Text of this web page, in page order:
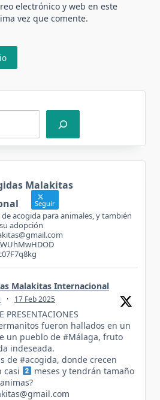
electrónico y web en este
vez que comente.
Malakitas
Seguir
de acogida para animales, y también
adopción
Malakitas Internacional
· 17 Feb 2025
PRESENTACIONES
fueron hallados en un
un pueblo de #Málaga, fruto
indeseada.
de #acogida, donde crecen
casi
meses y tendrán tamaño